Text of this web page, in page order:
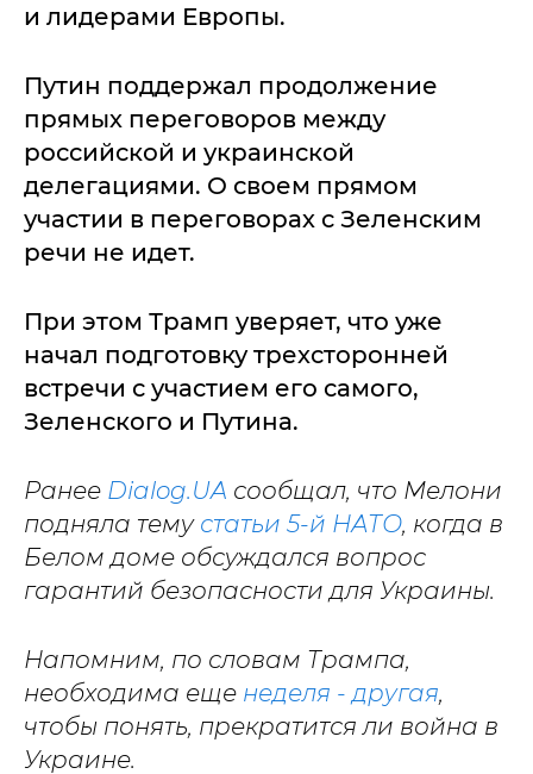
и лидерами Европы.
Путин поддержал продолжение
прямых переговоров между
российской и украинской
делегациями. О своем прямом
участии в переговорах с Зеленским
речи не идет.
При этом Трамп уверяет, что уже
начал подготовку трехсторонней
встречи с участием его самого,
Зеленского и Путина.
Ранее Dialog.UA сообщал, что Мелони
подняла тему статьи 5-й НАТО, когда в
Белом доме обсуждался вопрос
гарантий безопасности для Украины.
Напомним, по словам Трампа,
необходима еще неделя - другая,
чтобы понять, прекратится ли война в
Украине.